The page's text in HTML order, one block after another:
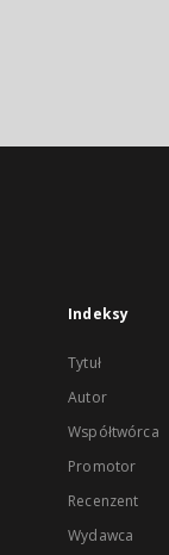
Indeksy
Tytuł
Autor
Współtwórca
Promotor
Recenzent
Wydawca